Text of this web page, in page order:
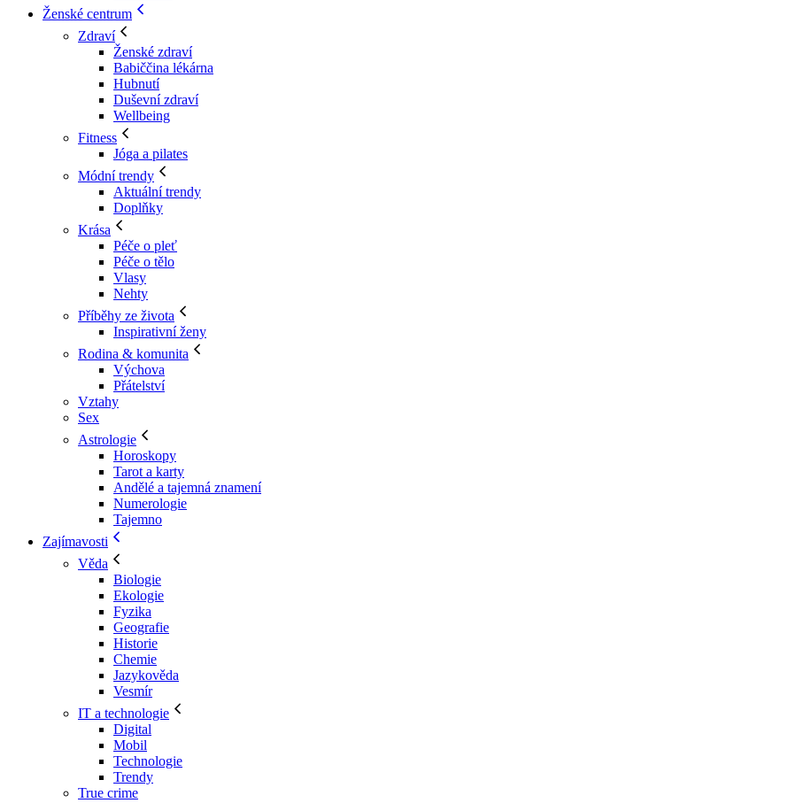
Ženské centrum
Zdraví
Ženské zdraví
Babiččina lékárna
Hubnutí
Duševní zdraví
Wellbeing
Fitness
Jóga a pilates
Módní trendy
Aktuální trendy
Doplňky
Krása
Péče o pleť
Péče o tělo
Vlasy
Nehty
Příběhy ze života
Inspirativní ženy
Rodina & komunita
Výchova
Přátelství
Vztahy
Sex
Astrologie
Horoskopy
Tarot a karty
Andělé a tajemná znamení
Numerologie
Tajemno
Zajímavosti
Věda
Biologie
Ekologie
Fyzika
Geografie
Historie
Chemie
Jazykověda
Vesmír
IT a technologie
Digital
Mobil
Technologie
Trendy
True crime